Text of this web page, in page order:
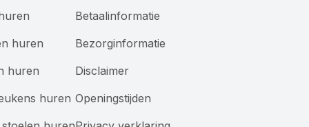
huren
huren
huren
Betaalinformatie
Bezorginformatie
Disclaimer
Openingstijden